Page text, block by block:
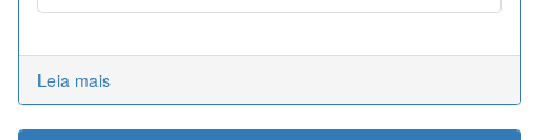
Leia mais